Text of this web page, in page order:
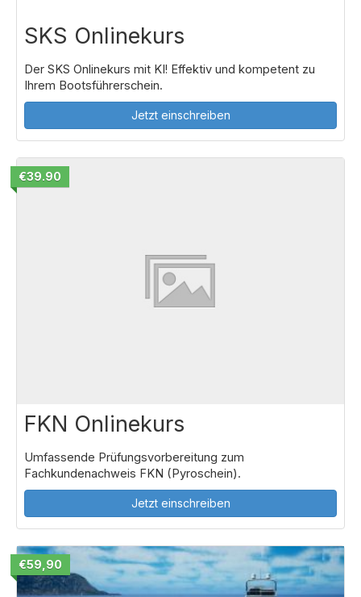
SKS Onlinekurs
Der SKS Onlinekurs mit KI! Effektiv und kompetent zu
Ihrem Bootsführerschein.
Jetzt einschreiben
€39.90
FKN Onlinekurs
Umfassende Prüfungsvorbereitung zum
Fachkundenachweis FKN (Pyroschein).
Jetzt einschreiben
€59,90